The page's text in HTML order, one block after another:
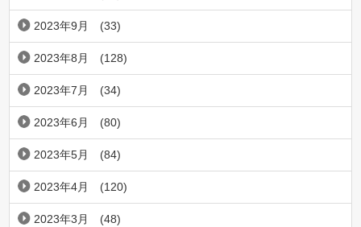
2023年9月 (33)
2023年8月 (128)
2023年7月 (34)
2023年6月 (80)
2023年5月 (84)
2023年4月 (120)
2023年3月 (48)